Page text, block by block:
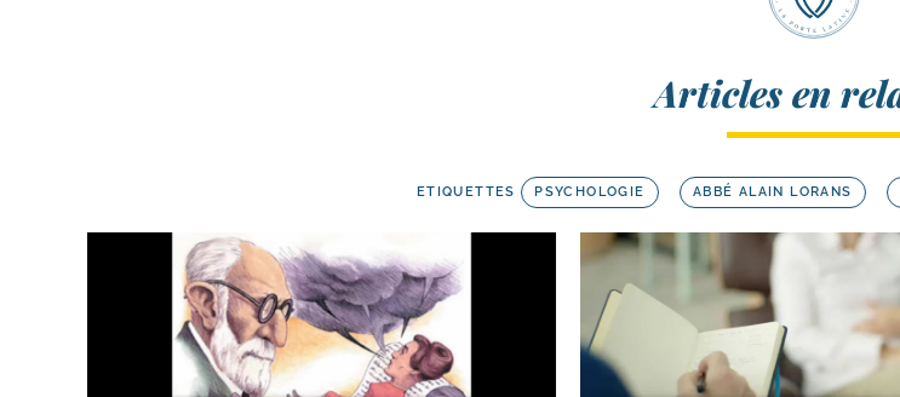
Articles en
ETIQUETTES PSYCHOLOGIE ABBÉ ALAIN LORANS